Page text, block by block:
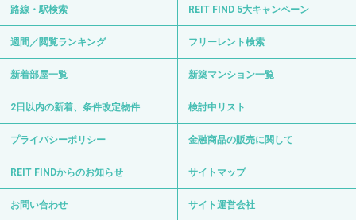
路線・駅検索 REIT FIND 5大キャンペーン
週間／閲覧ランキング フリーレント検索
新着部屋一覧 新築マンション一覧
2日以内の新着、条件改定物件 検討中リスト
プライバシーポリシー 金融商品の販売に関して
REIT FINDからのお知らせ サイトマップ
お問い合わせ サイト運営会社